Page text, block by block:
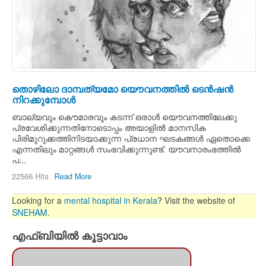
തൊഴിലോ ദാമ്പത്യമോ യൌവനത്തില്‍ ടെന്‍ഷന്‍
നിറക്കുമ്പോള്‍
ബാല്യവും കൌമാരവും കടന്ന്‍ ഒരാള്‍ യൌവനത്തിലേക്കു
പ്രവേശിക്കുന്നതിനോടൊപ്പം അയാളില്‍ മാനസിക
പിരിമുറുക്കത്തിനിടയാക്കുന്ന പ്രധാന ഘടകങ്ങള്‍ ഏതൊക്കെ
എന്നതിലും മാറ്റങ്ങള്‍ സംഭവിക്കുന്നുണ്ട്. യൗവനാരംഭത്തില്‍
പ...
22566 Hits Read More
Looking for a mental hospital in Kerala? Visit the website of
SNEHAM.
എഫ്ബിയില്‍ കൂട്ടാവാം